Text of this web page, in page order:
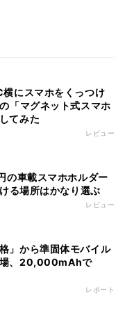
横にスマホをくっつけ
「マグネット式スマホ
てみた
レビュー
の車載スマホホルダー
る場所はかなり選ぶ
レビュー
」から準固体モバイル
場、20,000mAhで
レポート